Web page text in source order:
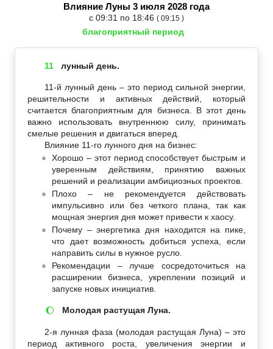
Влияние Луны 3 июля 2028 года
с 09:31 по 18:46 ( 09:15 )
благоприятный период
11 лунный день.
11-й лунный день – это период сильной энергии,
решительности и активных действий, который
считается благоприятным для бизнеса. В этот день
важно использовать внутреннюю силу, принимать
смелые решения и двигаться вперед.
Влияние 11-го лунного дня на бизнес:
Хорошо – этот период способствует быстрым и
уверенным действиям, принятию важных
решений и реализации амбициозных проектов.
Плохо – не рекомендуется действовать
импульсивно или без четкого плана, так как
мощная энергия дня может привести к хаосу.
Почему – энергетика дня находится на пике,
что дает возможность добиться успеха, если
направить силы в нужное русло.
Рекомендации – лучше сосредоточиться на
расширении бизнеса, укреплении позиций и
запуске новых инициатив.
🌔 Молодая растущая Луна.
2-я лунная фаза (молодая растущая Луна) – это
период активного роста, увеличения энергии и